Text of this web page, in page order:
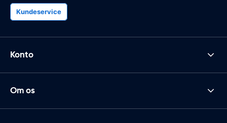
Kundeservice
Konto
Om os